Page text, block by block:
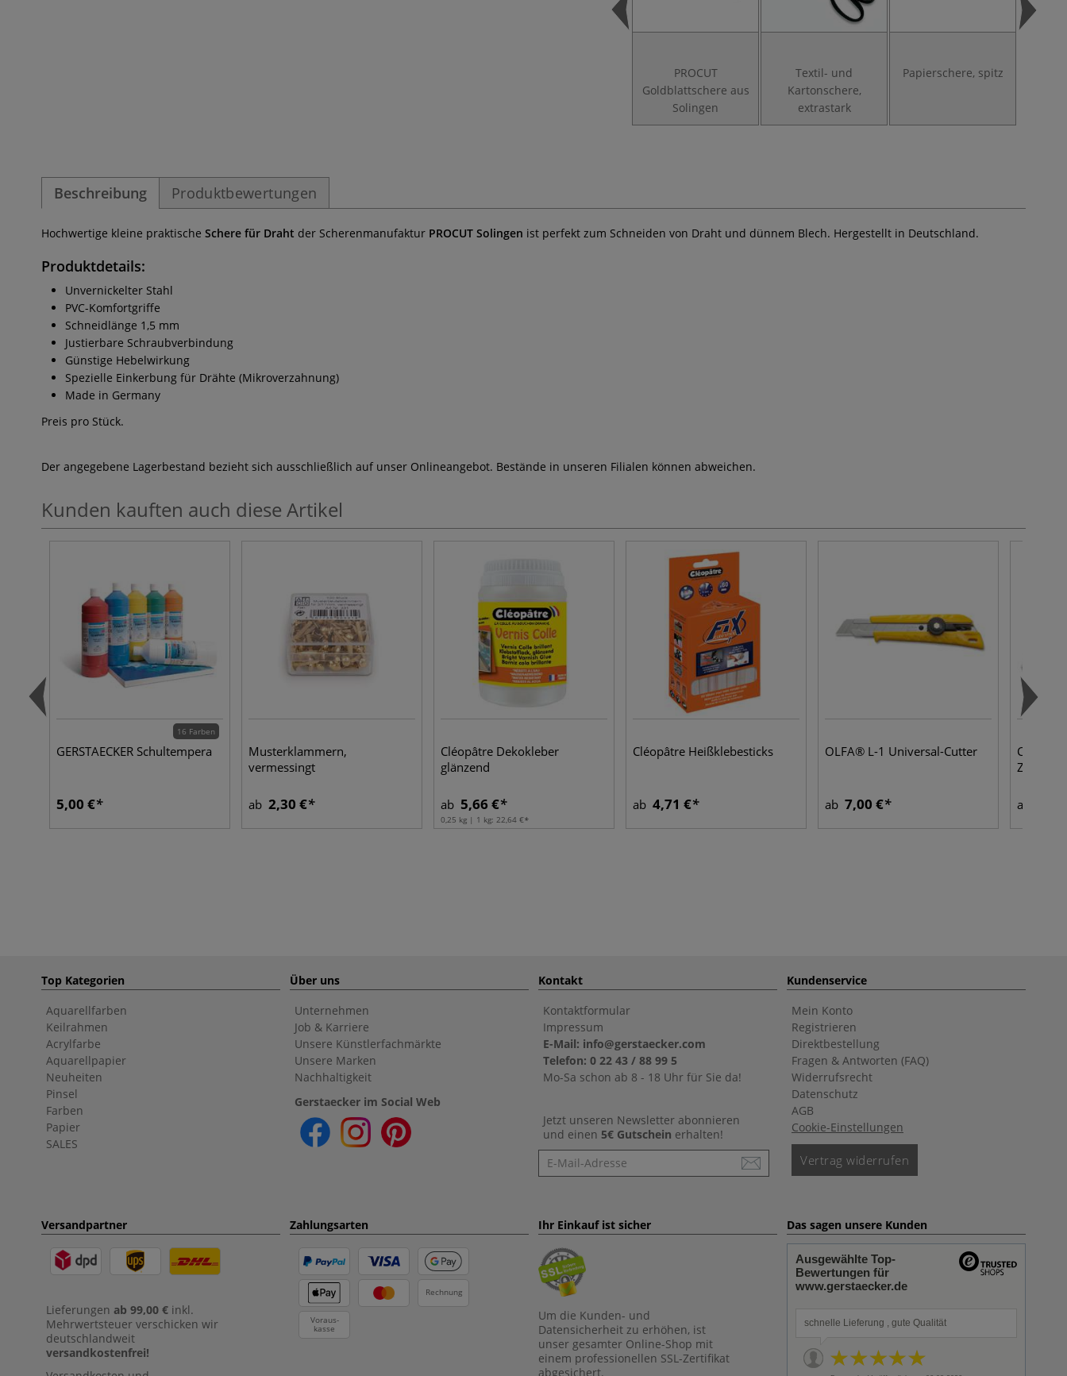
PROCUT
Goldblattschere aus
Solingen
Textil- und
Kartonschere,
extrastark
Papierschere, spitz
Beschreibung Produktbewertungen
Hochwertige kleine praktische Schere für Draht der Scherenmanufaktur PROCUT Solingen ist perfekt zum Schneiden von Draht und dünnem Blech. Hergestellt in Deutschland.
Produktdetails:
Unvernickelter Stahl
PVC-Komfortgriffe
Schneidlänge 1,5 mm
Justierbare Schraubverbindung
Günstige Hebelwirkung
Spezielle Einkerbung für Drähte (Mikroverzahnung)
Made in Germany
Preis pro Stück.
Der angegebene Lagerbestand bezieht sich ausschließlich auf unser Onlineangebot. Bestände in unseren Filialen können abweichen.
Kunden kauften auch diese Artikel
16 Farben
GERSTAECKER Schultempera
5,00 €
Musterklammern,
vermessingt
ab 2,30 €
Cléopâtre Dekokleber
glänzend
ab 5,66 €
0,25 kg | 1 kg: 22,64 €
Cléopâtre Heißklebesticks
ab 4,71 €
OLFA® L-1 Universal-Cutter
ab 7,00 € ab
Top Kategorien
Aquarellfarben
Keilrahmen
Acrylfarbe
Aquarellpapier
Neuheiten
Pinsel
Farben
Papier
SALES
Über uns
Unternehmen
Job & Karriere
Unsere Künstlerfachmärkte
Unsere Marken
Nachhaltigkeit
Gerstaecker im Social Web
Kontakt
Kontaktformular
Impressum
E-Mail: info@gerstaecker.com
Telefon: 0 22 43 / 88 99 5
Mo-Sa schon ab 8 - 18 Uhr für Sie da!
Jetzt unseren Newsletter abonnieren
und einen 5€ Gutschein erhalten!
Newsletter
Kundenservice
Mein Konto
Registrieren
Direktbestellung
Fragen & Antworten (FAQ)
Widerrufsrecht
Datenschutz
AGB
Cookie-Einstellungen
Vertrag widerrufen
Versandpartner
Lieferungen ab 99,00 € inkl.
Mehrwertsteuer verschicken wir
deutschlandweit
versandkostenfrei!
Zahlungsarten
Rechnung
Voraus-
kasse
Ihr Einkauf ist sicher
Um die Kunden- und
Datensicherheit zu erhöhen, ist
unser gesamter Online-Shop mit
einem professionellen SSL-Zertifikat
abgesichert.
Das sagen unsere Kunden
Ausgewählte Top-
Bewertungen für
www.gerstaecker.de
schnelle Lieferung , gute Qualität